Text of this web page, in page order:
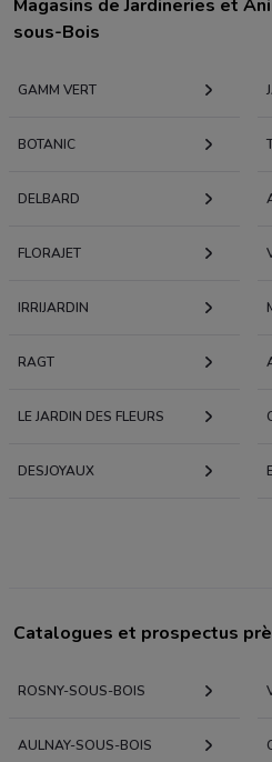
Magasins de Jardineries et
sous-Bois
GAMM VERT
BOTANIC
DELBARD
FLORAJET
IRRIJARDIN
RAGT
LE JARDIN DES FLEURS
DESJOYAUX
Catalogues et prospectus
ROSNY-SOUS-BOIS
AULNAY-SOUS-BOIS